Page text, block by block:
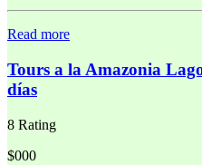
Read more
Tours a la Amazonia
días
8 Rating
$000